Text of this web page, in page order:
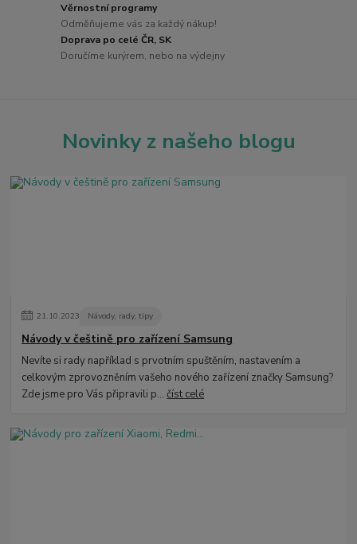
Věrnostní programy
Odměňujeme vás za každý nákup!
Doprava po celé ČR, SK
Doručíme kurýrem, nebo na výdejny
Novinky z našeho blogu
21.10.2023 Návody, rady, tipy
Návody v češtině pro zařízení Samsung
Nevíte si rady například s prvotním spuštěním, nastavením a
celkovým zprovozněním vašeho nového zařízení značky Samsung?
Zde jsme pro Vás připravili p...číst celé